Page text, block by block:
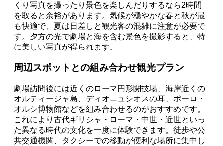
くり写真を撮ったり景色を楽しんだりするなら2時間
を取ると余裕があります。気候が穏やかな春と秋が最
も快適で、夏は日差しと観光客の混雑に注意が必要で
す。夕方の光で劇場と海を含む景色を撮影すると、特
に美しい写真が得られます。
周辺スポットとの組み合わせ観光プラン
劇場訪問後には近くのローマ円形闘技場、海岸近くの
オルティージャ島、ディオニュシオスの耳、ポーロ・
オルシ博物館などを組み合わせるのがおすすめです。
これにより古代ギリシャ・ローマ・中世・近世といっ
た異なる時代の文化を一度に体験できます。徒歩や公
共交通機関、タクシーでの移動が便利な場所に集中し